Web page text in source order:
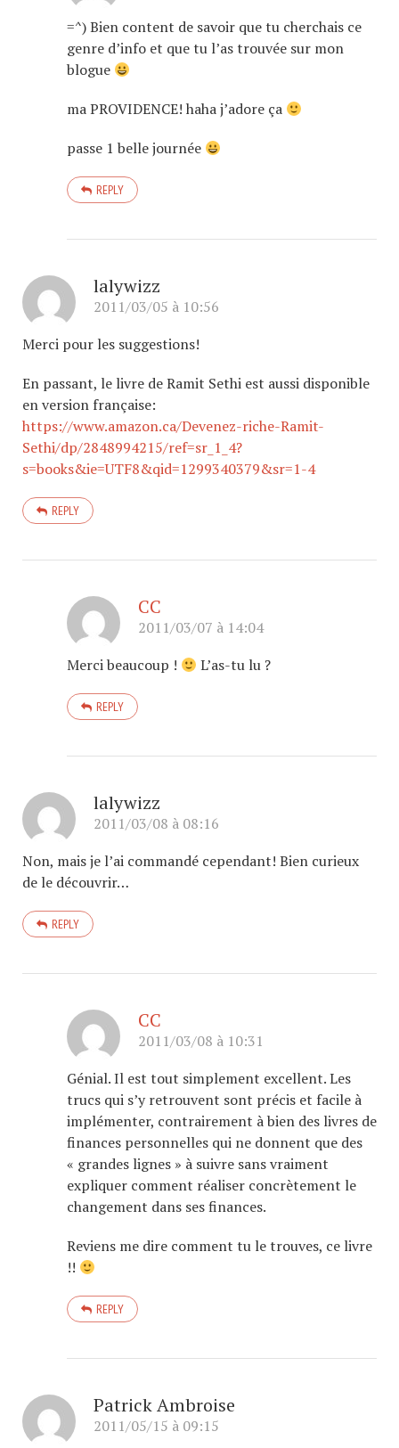
=^) Bien content de savoir que tu cherchais ce
genre d’info et que tu l’as trouvée sur mon
blogue
ma PROVIDENCE! haha j’adore ça
passe 1 belle journée
REPLY
lalywizz
2011/03/05 à 10:56
Merci pour les suggestions!
En passant, le livre de Ramit Sethi est aussi disponible
en version française:
https://www.amazon.ca/Devenez-riche-Ramit-
Sethi/dp/2848994215/ref=sr_1_4?
s=books&ie=UTF8&qid=1299340379&sr=1-4
REPLY
CC
2011/03/07 à 14:04
Merci beaucoup !
L’as-tu lu ?
REPLY
lalywizz
2011/03/08 à 08:16
Non, mais je l’ai commandé cependant! Bien curieux
de le découvrir…
REPLY
CC
2011/03/08 à 10:31
Génial. Il est tout simplement excellent. Les
trucs qui s’y retrouvent sont précis et facile à
implémenter, contrairement à bien des livres de
finances personnelles qui ne donnent que des
« grandes lignes » à suivre sans vraiment
expliquer comment réaliser concrètement le
changement dans ses finances.
Reviens me dire comment tu le trouves, ce livre
!!
REPLY
Patrick Ambroise
2011/05/15 à 09:15